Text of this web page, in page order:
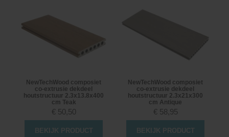
NewTechWood composiet
co-extrusie dekdeel
houtstructuur 2.3x13.8x400
cm Teak
€ 50,50
BEKIJK PRODUCT
NewTechWood composiet
co-extrusie dekdeel
houtstructuur 2.3x21x300
cm Antique
€ 58,95
BEKIJK PRODUCT